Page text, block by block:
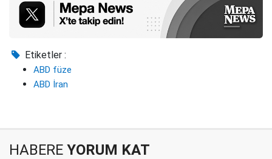
Etiketler :
ABD füze
ABD İran
HABERE YORUM KAT